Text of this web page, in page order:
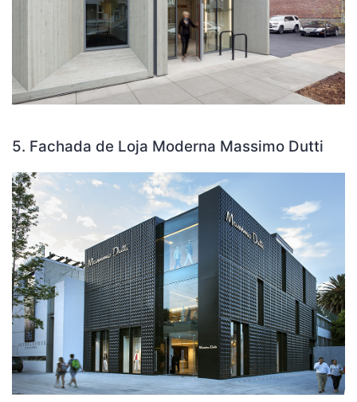
5. Fachada de Loja Moderna Massimo Dutti